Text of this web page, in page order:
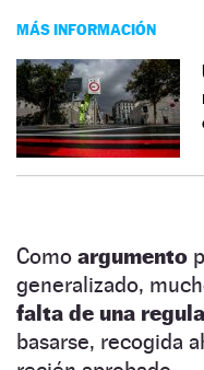
MÁS INFORMACIÓN
Como argumento
generalizado,
falta de una
basarse, recogida